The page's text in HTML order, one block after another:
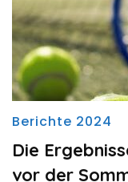
Berichte 2024
Die
vor der